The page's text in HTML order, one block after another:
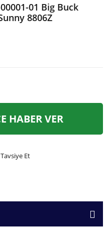
01 Big Buck
8806Z
HABER VER
Tavsiye Et